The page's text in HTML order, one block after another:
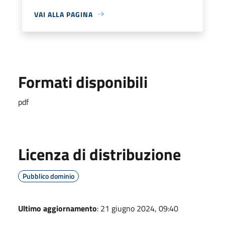
VAI ALLA PAGINA
Formati disponibili
pdf
Licenza di distribuzione
Pubblico dominio
Ultimo aggiornamento: 21 giugno 2024, 09:40